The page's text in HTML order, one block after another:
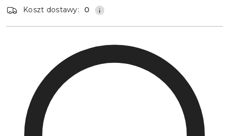
Koszt dostawy: 0